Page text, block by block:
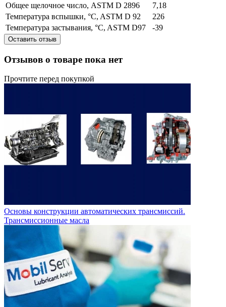
Общее щелочное число, ASTM D 2896
7,18
Температура вспышки, °C, ASTM D 92
226
Температура застывания, °C, ASTM D97
-39
Оставить отзыв
Отзывов о товаре пока нет
Прочтите перед покупкой
Основы конструкции автоматических трансмиссий.
Трансмиссионные масла